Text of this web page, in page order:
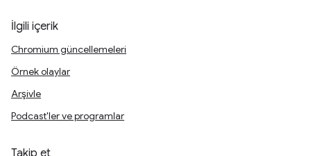
İlgili içerik
Chromium güncellemeleri
Örnek olaylar
Arşivle
Podcast'ler ve programlar
Takip et